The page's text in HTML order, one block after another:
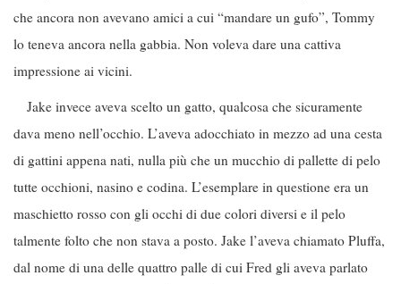
che ancora non avevano amici a cui “mandare un gufo”, Tommy
lo teneva ancora nella gabbia. Non voleva dare una cattiva
impressione ai vicini.
Jake invece aveva scelto un gatto, qualcosa che sicuramente
dava meno nell’occhio. L’aveva adocchiato in mezzo ad una cesta
di gattini appena nati, nulla più che un mucchio di pallette di pelo
tutte occhioni, nasino e codina. L’esemplare in questione era un
maschietto rosso con gli occhi di due colori diversi e il pelo
talmente folto che non stava a posto. Jake l’aveva chiamato Pluffa,
dal nome di una delle quattro palle di cui Fred gli aveva parlato